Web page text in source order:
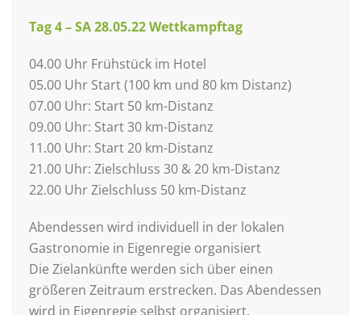
Tag 4 – SA 28.05.22 Wettkampftag
04.00 Uhr Frühstück im Hotel
05.00 Uhr Start (100 km und 80 km Distanz)
07.00 Uhr: Start 50 km-Distanz
09.00 Uhr: Start 30 km-Distanz
11.00 Uhr: Start 20 km-Distanz
21.00 Uhr: Zielschluss 30 & 20 km-Distanz
22.00 Uhr Zielschluss 50 km-Distanz
Abendessen wird individuell in der lokalen
Gastronomie in Eigenregie organisiert
Die Zielankünfte werden sich über einen
größeren Zeitraum erstrecken. Das Abendessen
wird in Eigenregie selbst organisiert.